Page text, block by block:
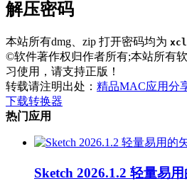
解压密码
本站所有dmg、zip 打开密码均为
©软件著作权归作者所有;本站所有
习使用，请支持正版！
转载请注明出处： 精品MAC应用分
下载转换器
热门应用
Sketch 2026.1.2 轻量易